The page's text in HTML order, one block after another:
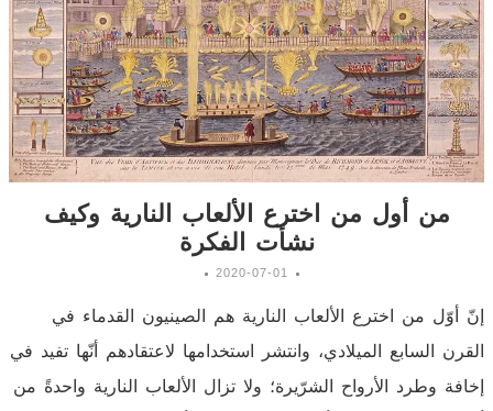
من أول من اخترع الألعاب النارية وكيف
نشأت الفكرة
2020-07-01
إنّ أوّل من اخترع الألعاب النارية هم الصينيون القدماء في
القرن السابع الميلادي، وانتشر استخدامها لاعتقادهم أنّها تفيد في
إخافة وطرد الأرواح الشرّيرة؛ ولا تزال الألعاب النارية واحدةً من